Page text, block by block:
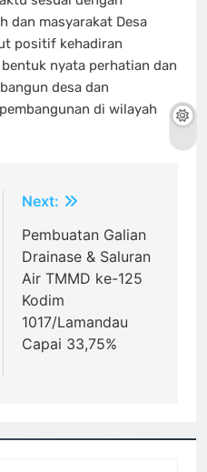
dan masyarakat Desa
positif kehadiran
nyata perhatian dan
desa dan
di wilayah
Next:
Pembuatan Galian
Drainase & Saluran
Air TMMD ke-125
Kodim
1017/Lamandau
Capai 33,75%